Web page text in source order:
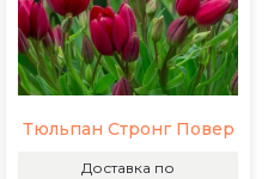
Тюльпан Стронг Повер
Доставка по